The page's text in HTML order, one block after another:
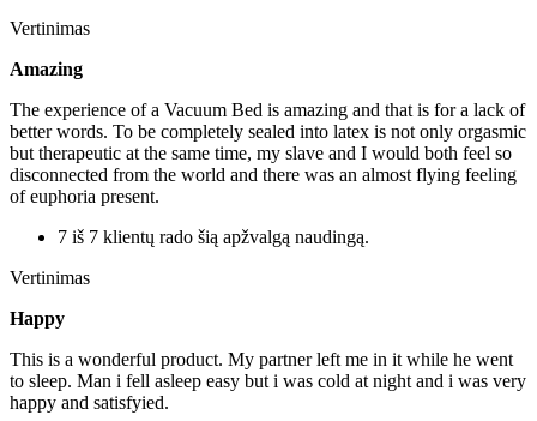
Vertinimas
Amazing
The experience of a Vacuum Bed is amazing and that is for a lack of
better words. To be completely sealed into latex is not only orgasmic
but therapeutic at the same time, my slave and I would both feel so
disconnected from the world and there was an almost flying feeling
of euphoria present.
7 iš 7 klientų rado šią apžvalgą naudingą.
Vertinimas
Happy
This is a wonderful product. My partner left me in it while he went
to sleep. Man i fell asleep easy but i was cold at night and i was very
happy and satisfyied.